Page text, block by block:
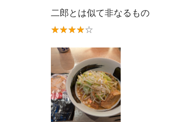
二郎とは似て非なるもの